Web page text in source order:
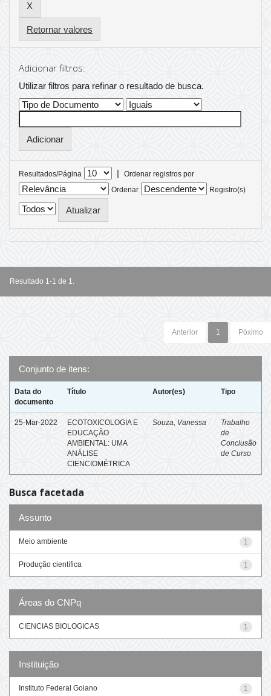
Retornar valores
Adicionar filtros:
Utilizar filtros para refinar o resultado de busca.
Resultados/Página |
Ordenar registros por
Ordenar
Registro(s)
Resultado 1-1 de 1.
Anterior 1 Póximo
Conjunto de itens:
Data do
documento
Título Autor(es) Tipo
25-Mar-2022
ECOTOXICOLOGIA E
EDUCAÇÃO
AMBIENTAL: UMA
ANÁLISE
CIENCIOMÉTRICA
Souza, Vanessa
Trabalho
de
Conclusão
de Curso
Busca facetada
Assunto
1
Meio ambiente
1
Produção científica
Áreas do CNPq
1
CIENCIAS BIOLOGICAS
Instituição
1
Instituto Federal Goiano